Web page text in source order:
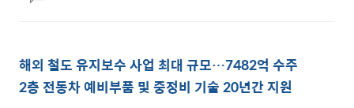
글
해외 철도 유지보수 사업 최대 규모…7482억 수주
2층 전동차 예비부품 및 중정비 기술 20년간 지원